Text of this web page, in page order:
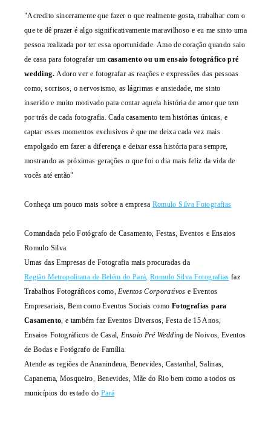
"Acredito sinceramente que fazer o que realmente gosta, trabalhar com o
que te dê prazer é algo significativamente maravilhoso e eu me sinto uma
pessoa realizada por ter essa oportunidade. Amo de coração quando saio
de casa para fotografar um casamento ou um ensaio fotográfico pré
wedding.Adoro ver e fotografar as reações e expressões das pessoas
como, sorrisos, o nervosismo, as lágrimas e ansiedade, me sinto
inserido e muito motivado para contar aquela história de amor que tem
por trás de cada fotografia. Cada casamento tem histórias únicas, e
captar esses momentos exclusivos é que me deixa cada vez mais
empolgado em fazer a diferença e deixar essa história para sempre,
mostrando as próximas gerações o que foi o dia mais feliz da vida de
vocês até então"
Conheça um pouco mais sobre a empresa Romulo Silva Fotografias
Comandada pelo Fotógrafo de Casamento, Festas, Eventos e Ensaios
Romulo Silva.
Umas das Empresas de Fotografia mais procuradas da
Região Metropolitana de Belém do Pará, Romulo Silva Fotografias faz
Trabalhos Fotográficos como,Eventos Corporativos e Eventos
Empresariais, Bem como Eventos Sociais como Fotografias para
Casamento, e também faz Eventos Diversos, Festa de 15 Anos,
Ensaios Fotográficos de Casal,Ensaio Pré Wedding de Noivos, Eventos
de Bodas e Fotógrafo de Família.
Atende as regiões de Ananindeua, Benevides, Castanhal, Salinas,
Capanema, Mosqueiro, Benevides, Mãe do Rio bem como a todos os
municípios do estado do Pará